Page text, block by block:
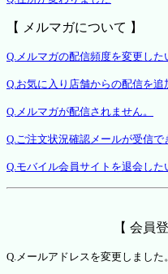
【 メルマガについて 】
Q.メルマガの配信頻度を変更した
Q.お気に入り店舗からの配信を追
Q.メルマガが配信されません。
Q.ご注文状況確認メールが受信で
Q.モバイル会員サイトを退会した
【 会員
Q.メールアドレスを変更しました。